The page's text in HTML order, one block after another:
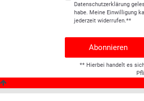
Daten­schutz­erklärung
habe. Meine Einwilligung
jederzeit widerrufen.**
Abonnieren
** Hierbei handelt es